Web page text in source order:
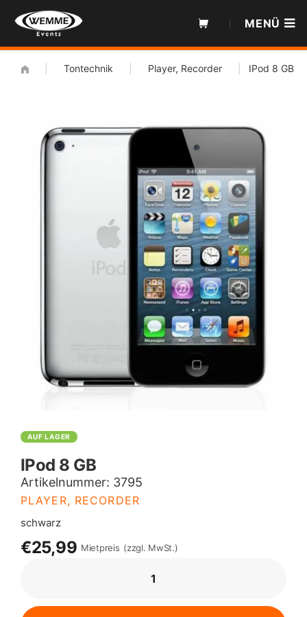
Inhalt
MENÜ
Tontechnik Player, Recorder IPod 8 GB
AUF LAGER
IPod 8 GB
Artikelnummer: 3795
PLAYER, RECORDER
schwarz
€25,99 Mietpreis (zzgl. MwSt.)